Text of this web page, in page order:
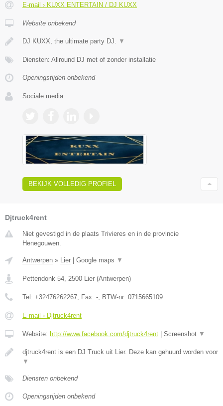
E-mail › KUXX ENTERTAIN / DJ KUXX
Website onbekend
DJ KUXX, the ultimate party DJ. ▼
Diensten: Allround DJ met of zonder installatie
Openingstijden onbekend
Sociale media:
BEKIJK VOLLEDIG PROFIEL
Djtruck4rent
Niet gevestigd in de plaats Trivieres en in de provincie
Henegouwen.
Antwerpen » Lier Google maps ▼
Pettendonk 54, 2500 Lier (Antwerpen)
Tel: +32476262267, Fax: -, BTW-nr: 0715665109
E-mail › Djtruck4rent
Website: http://www.facebook.com/djtruck4rent Screenshot ▼
djtruck4rent is een DJ Truck uit Lier. Deze kan gehuurd worden voor
▼
Diensten onbekend
Openingstijden onbekend